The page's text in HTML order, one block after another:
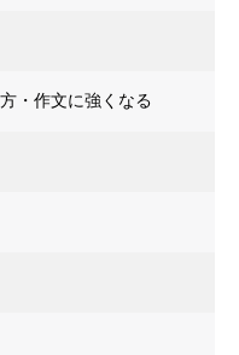
・作文に強くなる